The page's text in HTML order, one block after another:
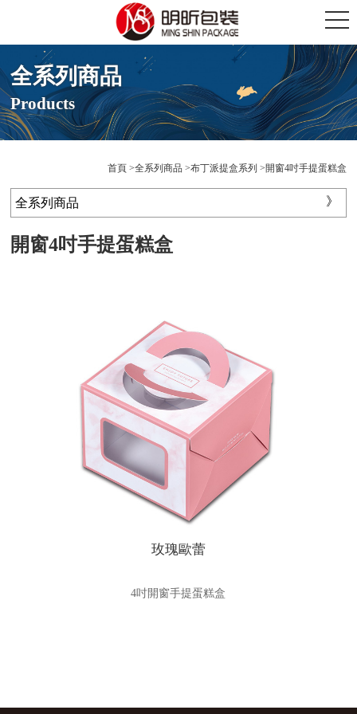
全系列商品
Products
首頁 全系列商品 布丁派提盒系列 開窗4吋手提蛋糕盒
全系列商品
開窗4吋手提蛋糕盒
玫瑰歐蕾
4吋開窗手提蛋糕盒